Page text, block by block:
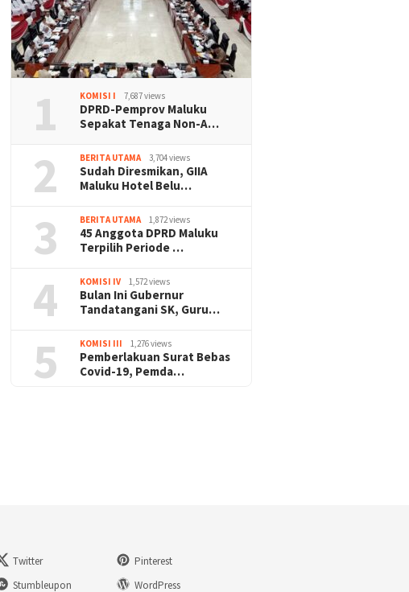
1 KOMISI I 7,687 views
DPRD-Pemprov Maluku
Sepakat Tenaga Non-A…
2 BERITA UTAMA 3,704 views
Sudah Diresmikan, GIIA
Maluku Hotel Belu…
3 BERITA UTAMA 1,872 views
45 Anggota DPRD Maluku
Terpilih Periode …
4 KOMISI IV 1,572 views
Bulan Ini Gubernur
Tandatangani SK, Guru…
5 KOMISI III 1,276 views
Pemberlakuan Surat Bebas
Covid-19, Pemda…
Twitter
Pinterest
Stumbleupon WordPress